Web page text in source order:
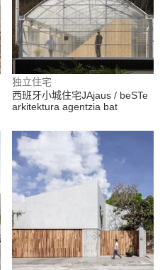
独立住宅
西班牙小城住宅JAjaus / beSTe
arkitektura agentzia bat